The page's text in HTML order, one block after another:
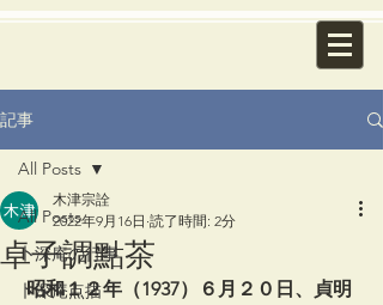
記事
All Posts
卜深庵の行事
卜深庵点描
All Posts
卓子調點茶
木津宗詮
2022年9月16日 読了時間: 2分
昭和１２年（1937）６月２０日、貞明